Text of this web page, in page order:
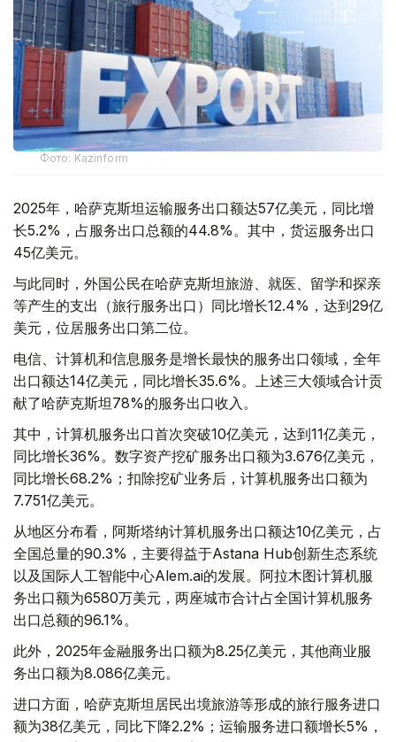
Фото: Kazinform
2025年，哈萨克斯坦运输服务出口额达57亿美元，同比增
长5.2%，占服务出口总额的44.8%。其中，货运服务出口
45亿美元。
与此同时，外国公民在哈萨克斯坦旅游、就医、留学和探亲
等产生的支出（旅行服务出口）同比增长12.4%，达到29亿
美元，位居服务出口第二位。
电信、计算机和信息服务是增长最快的服务出口领域，全年
出口额达14亿美元，同比增长35.6%。上述三大领域合计贡
献了哈萨克斯坦78%的服务出口收入。
其中，计算机服务出口首次突破10亿美元，达到11亿美元，
同比增长36%。数字资产挖矿服务出口额为3.676亿美元，
同比增长68.2%；扣除挖矿业务后，计算机服务出口额为
7.751亿美元。
从地区分布看，阿斯塔纳计算机服务出口额达10亿美元，占
全国总量的90.3%，主要得益于Astana Hub创新生态系统
以及国际人工智能中心Alem.ai的发展。阿拉木图计算机服
务出口额为6580万美元，两座城市合计占全国计算机服务
出口总额的96.1%。
此外，2025年金融服务出口额为8.25亿美元，其他商业服
务出口额为8.086亿美元。
进口方面，哈萨克斯坦居民出境旅游等形成的旅行服务进口
额为38亿美元，同比下降2.2%；运输服务进口额增长5%，